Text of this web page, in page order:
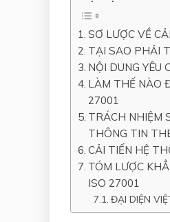
SƠ LƯỢC VỀ
TẠI SAO PHẢI
NỘI DUNG YÊU
LÀM THẾ NÀO
27001
TRÁCH NHIỆM
THÔNG TIN
CẢI TIẾN HỆ
TÓM LƯỢC
ISO 27001
ĐẠI DIỆN